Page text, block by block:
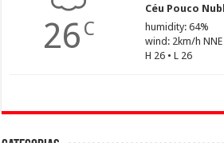
26 C
Céu Pouco
humidity: 64%
wind: 2km/h NNE
H 26 • L 26